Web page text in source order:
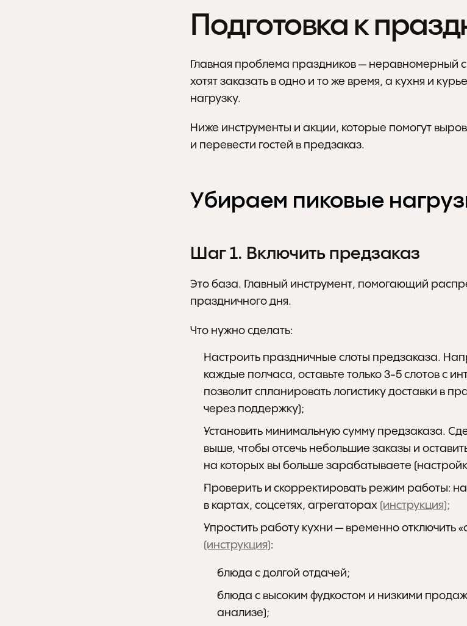
Подготовка к
Главная проблема праздников — неравномерный
хотят заказать в одно и то же время, а кухня и
нагрузку.
Ниже инструменты и акции, которые помогут
и перевести гостей в предзаказ.
Убираем пиковые
Шаг 1. Включить предзаказ
Это база. Главный инструмент, помогающий
праздничного дня.
Что нужно сделать:
Настроить праздничные слоты предзаказа.
каждые полчаса, оставьте только 3-5 слотов с
позволит спланировать логистику доставки в
через поддержку);
Установить минимальную сумму предзаказа.
выше, чтобы отсечь небольшие заказы и
на которых вы больше зарабатываете
Проверить и скорректировать режим работы:
в картах, соцсетях, агрегаторах (инструкция);
(инструкция):
блюда с долгой отдачей;
блюда с высоким фудкостом и низкими
анализе);